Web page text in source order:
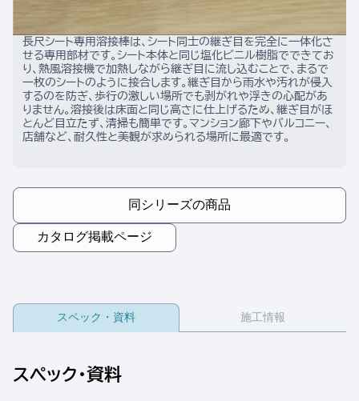
長尺シート専用溶接棒は、シート同士の継ぎ目を完全に一体化さ
せる専用部材です。シート本体と同じ塩化ビニル樹脂でできてお
り、熱風溶接機で加熱しながら継ぎ目に流し込むことで、まるで
一枚のシートのように接合します。継ぎ目から雨水や汚れが侵入
するのを防ぎ、歩行の激しい場所でも剥がれや浮きの心配があ
りません。溶接後は床面と同じ高さに仕上げるため、継ぎ目がほ
とんど目立たず、清掃も簡単です。マンション廊下やバルコニー、
店舗など、耐久性と美観が求められる場所に最適です。
同シリーズの商品
カタログ掲載ページ
スペック・資料 施工情報
スペック・資料